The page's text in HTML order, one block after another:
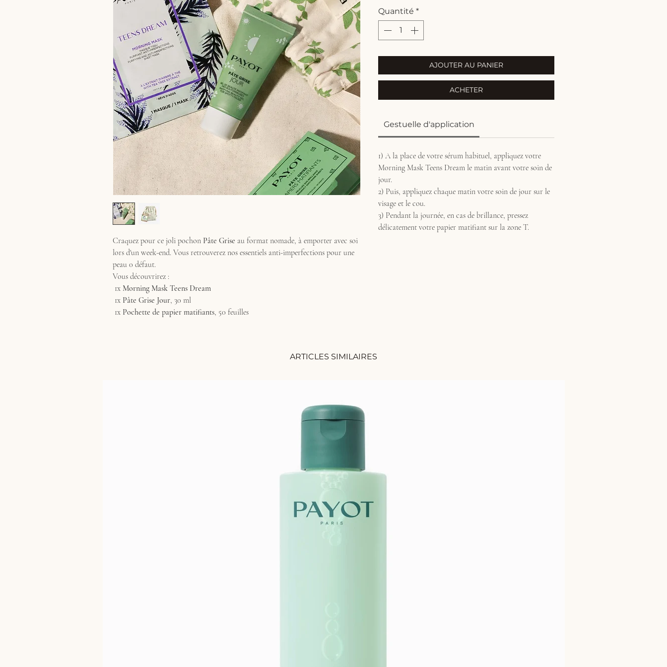
Craquez pour ce joli pochon Pâte Grise au format nomade, à emporter avec soi
lors d'un week-end. Vous retrouverez nos essentiels anti-imperfections pour une
peau 0 défaut.
Vous découvrirez :
1x Morning Mask Teens Dream
1x Pâte Grise Jour, 30 ml
1x Pochette de papier matifiants, 50 feuilles
Quantité *
AJOUTER AU PANIER
ACHETER
Gestuelle d'application
1) A la place de votre sérum habituel, appliquez votre
Morning Mask Teens Dream le matin avant votre soin de
jour.
2) Puis, appliquez chaque matin votre soin de jour sur le
visage et le cou.
3) Pendant la journée, en cas de brillance, pressez
délicatement votre papier matifiant sur la zone T.
ARTICLES SIMILAIRES